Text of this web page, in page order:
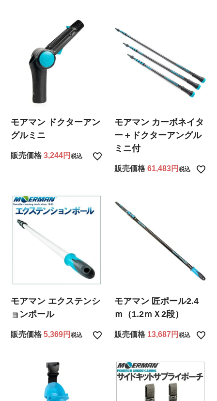
モアマン ドクターアン
グルミニ
販売価格 3,244 税込
モアマン カーボネイタ
ー＋ドクターアングル
ミニ付
販売価格 61,483 税込
モアマン エクステンシ
ョンポール
販売価格 5,369 税込
モアマン 匠ポール2.4
ｍ（1.2ｍＸ2段）
販売価格 13,687 税込